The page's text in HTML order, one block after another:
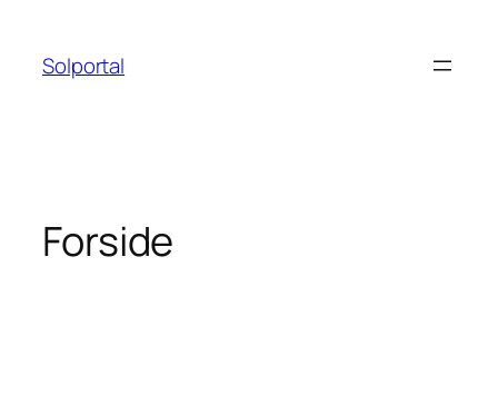
indhold
Solportal
Forside